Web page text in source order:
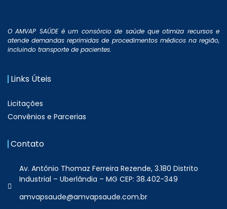
O AMVAP SAÚDE é um consórcio de saúde que otimiza recursos e
atende demandas reprimidas de procedimentos médicos na região,
incluindo transporte de pacientes.
Links Úteis
Licitações
Convênios e Parcerias
Contato
Av. Antônio Thomaz Ferreira Rezende, 3.180 Distrito
Industrial – Uberlândia – MG CEP: 38.402-349
amvapsaude@amvapsaude.com.br